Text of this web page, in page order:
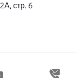
стр. 6